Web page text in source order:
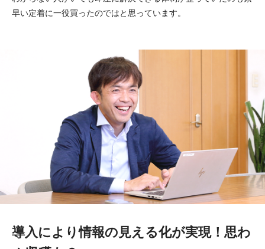
早い定着に一役買ったのではと思っています。
導入により情報の見える化が実現！思わ